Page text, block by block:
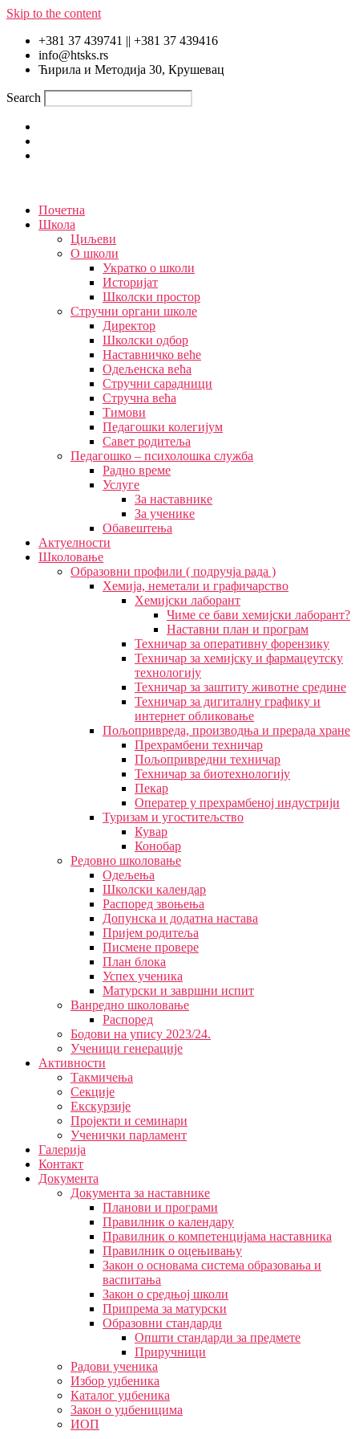
Skip to the content
+381 37 439741 || +381 37 439416
info@htsks.rs
Ћирила и Методија 30, Крушевац
Search
Почетна
Школа
Циљеви
О школи
Укратко о школи
Историјат
Школски простор
Стручни органи школе
Директор
Школски одбор
Наставничко веће
Одељенска већа
Стручни сарадници
Стручна већа
Тимови
Педагошки колегијум
Савет родитеља
Педагошко – психолошка служба
Радно време
Услуге
За наставнике
За ученике
Обавештења
Актуелности
Школовање
Образовни профили ( подручја рада )
Хемија, неметали и графичарство
Хемијски лаборант
Чиме се бави хемијски лаборант?
Наставни план и програм
Техничар за оперативну форензику
Техничар за хемијску и фармацеутску
технологију
Техничар за заштиту животне средине
Техничар за дигиталну графику и
интернет обликовање
Пољопривреда, производња и прерада хране
Прехрамбени техничар
Пољопривредни техничар
Техничар за биотехнологију
Пекар
Оператер у прехрамбеној индустрији
Туризам и угоститељство
Кувар
Конобар
Редовно школовање
Одељења
Школски календар
Распоред звоњења
Допунска и додатна настава
Пријем родитеља
Писмене провере
План блока
Успех ученика
Матурски и завршни испит
Ванредно школовање
Распоред
Бодови на упису 2023/24.
Ученици генерације
Активности
Такмичења
Секције
Екскурзије
Пројекти и семинари
Ученички парламент
Галерија
Контакт
Документа
Документа за наставнике
Планови и програми
Правилник о календару
Правилник о компетенцијама наставника
Правилник о оцењивању
Закон о основама система образовања и
васпитања
Закон о средњој школи
Припрема за матурски
Образовни стандарди
Општи стандарди за предмете
Приручници
Радови ученика
Избор уџбеника
Каталог уџбеника
Закон о уџбеницима
ИОП